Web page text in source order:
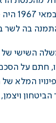
גח”ל,
בה לשר
המלא של